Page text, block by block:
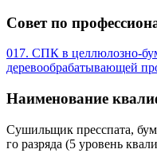
Совет по
017. СПК в целлюлозно-
деревообрабатывающей
Наименование
Сушильщик пресспата,
го разряда (5 уровень